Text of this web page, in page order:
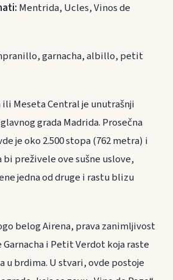
Mentrida, Ucles, Vinos de
garnacha, albillo, petit
Meseta Central je unutrašnji
grada Madrida. Prosečna
je oko 2.500 stopa (762 metra) i
bi preživele ove sušne uslove,
jedna od druge i rastu blizu
belog Airena, prava zanimljivost
i Petit Verdot koja raste
u brdima. U stvari, ovde postoje